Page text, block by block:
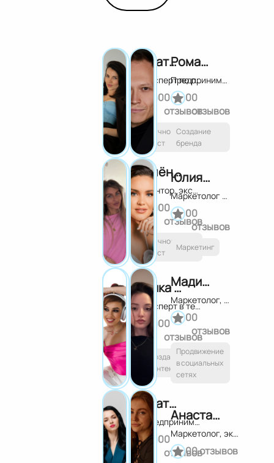
Екатерина Долбараева
Эксперт по развитию соц.сетей. Автор и преподаватель курса « Brand You»
00
отзывов
Личностный
рост
Роман Жилин
Предприниматель, блогер, продюсер
00
отзывов
Создание
бренда
Алёна Сова
Ментор, эксперт по созданию личного бренда
00
отзывов
Личностный
рост
Юлия Родочинская
Маркетолог и эксперт по личному бренду и нейросетям
00
отзывов
Маркетинг
Ника Сотникова
Эксперт в теме контента и личного бренда
00
отзывов
Создание
контента
Мадиша Степанцова
Маркетолог, блогер, наставник по развитию экспертных блогов и продвижению
00
отзывов
Продвижение
в социальных
сетях
Екатерина Кононова
Предприниматель. Основательница агентства BAKERS.
00
отзывов
Анастасия Васильева
Маркетолог, эксперт по запускам
00 отзывов